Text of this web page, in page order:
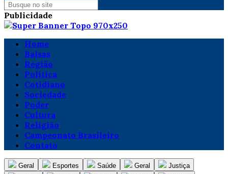
Publicidade
Home
Balsas
Região
Política
Cotidiano
Sociedade
Poder
Cultura
Religião
Campeonato Brasileiro
Contato
Geral Esportes Saúde Geral
Justiça